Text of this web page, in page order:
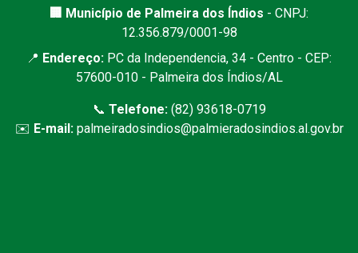
🏢 Município de Palmeira dos Índios - CNPJ:
12.356.879/0001-98
📍 Endereço: PC da Independencia, 34 - Centro - CEP:
57600-010 - Palmeira dos Índios/AL
📞 Telefone:(82) 93618-0719
✉️ E-mail: palmeiradosindios@palmieradosindios.al.gov.br